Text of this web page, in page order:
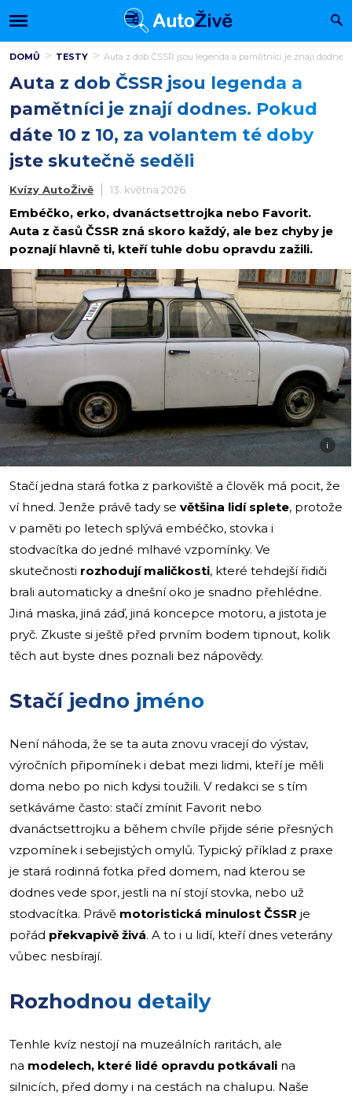
DOMŮ TESTY Auta z dob ČSSR jsou legenda a pamětníci je znají
Auta z dob ČSSR jsou legenda a
pamětníci je znají dodnes. Pokud
dáte 10 z 10, za volantem té doby
jste skutečně seděli
Kvízy AutoŽivě 13. května 2026
Embéčko, erko, dvanáctsettrojka nebo Favorit.
Auta z časů ČSSR zná skoro každý, ale bez chyby je
poznají hlavně ti, kteří tuhle dobu opravdu zažili.
i
Stačí jedna stará fotka z parkoviště a člověk má pocit, že
ví hned. Jenže právě tady se většina lidí splete, protože
v paměti po letech splývá embéčko, stovka i
stodvacítka do jedné mlhavé vzpomínky. Ve
skutečnosti rozhodují maličkosti, které tehdejší řidiči
brali automaticky a dnešní oko je snadno přehlédne.
Jiná maska, jiná záď, jiná koncepce motoru, a jistota je
pryč. Zkuste si ještě před prvním bodem tipnout, kolik
těch aut byste dnes poznali bez nápovědy.
Stačí jedno jméno
Není náhoda, že se ta auta znovu vracejí do výstav,
výročních připomínek i debat mezi lidmi, kteří je měli
doma nebo po nich kdysi toužili. V redakci se s tím
setkáváme často: stačí zmínit Favorit nebo
dvanáctsettrojku a během chvíle přijde série přesných
vzpomínek i sebejistých omylů. Typický příklad z praxe
je stará rodinná fotka před domem, nad kterou se
dodnes vede spor, jestli na ní stojí stovka, nebo už
stodvacítka. Právě motoristická minulost ČSSR je
pořád překvapivě živá. A to i u lidí, kteří dnes veterány
vůbec nesbírají.
Rozhodnou detaily
Tenhle kvíz nestojí na muzeálních raritách, ale
na modelech, které lidé opravdu potkávali na
silnicích, před domy i na cestách na chalupu. Naše